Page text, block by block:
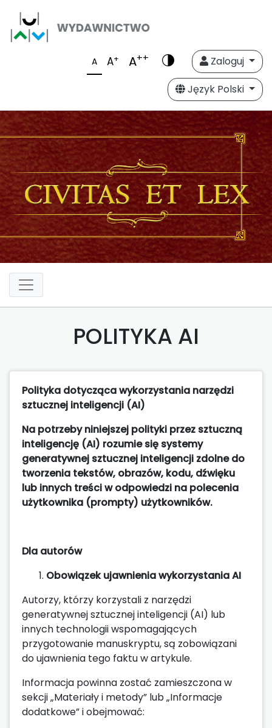
A A+ A++
Zaloguj
Język Polski
POLITYKA AI
Polityka dotycząca wykorzystania narzędzi
sztucznej inteligencji (AI)
Na potrzeby niniejszej polityki przez sztuczną
inteligencję (AI) rozumie się systemy
generatywnej sztucznej inteligencji zdolne do
tworzenia tekstów, obrazów, kodu, dźwięku
lub innych treści w odpowiedzi na polecenia
użytkownika (prompty) użytkowników.
Dla autorów
Obowiązek ujawnienia wykorzystania AI
Autorzy, którzy korzystali z narzędzi
generatywnej sztucznej inteligencji (AI) lub
innych technologii wspomagających
przygotowanie manuskryptu, są zobowiązani
do ujawnienia tego faktu w artykule.
Informacja powinna zostać zamieszczona w
sekcji „Materiały i metody” lub „Informacje
dodatkowe” i obejmować: